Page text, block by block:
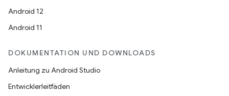
Android 12
Android 11
DOKUMENTATION UND DOWNLOADS
Anleitung zu Android Studio
Entwicklerleitfäden